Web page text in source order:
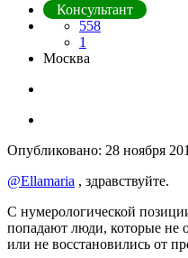
Консультант
558
1
Москва
Опубликовано: 28 ноября
@Ellamaria , здравствуйте.
С нумерологической
попадают люди, которые не
или не восстановились от